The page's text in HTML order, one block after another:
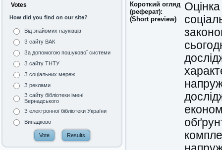
Votes
How did you find on our site?
Від знайомих науківців
З сайту ВАК
За допомогою пошукової системи
З сайту ТНТУ
З соціальних мереж
З реклами
З сайту бібліотеки імені
Вернадського
З електронної бібліотеки України
Випадково
Короткий огляд
(реферат):
(Short preview)